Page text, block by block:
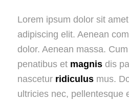
Lorem ipsum dolor sit
adipiscing elit. Aenean
dolor. Aenean massa.
penatibus et magnisdis
nascetur ridiculusmus.
ultricies nec, pellentesque